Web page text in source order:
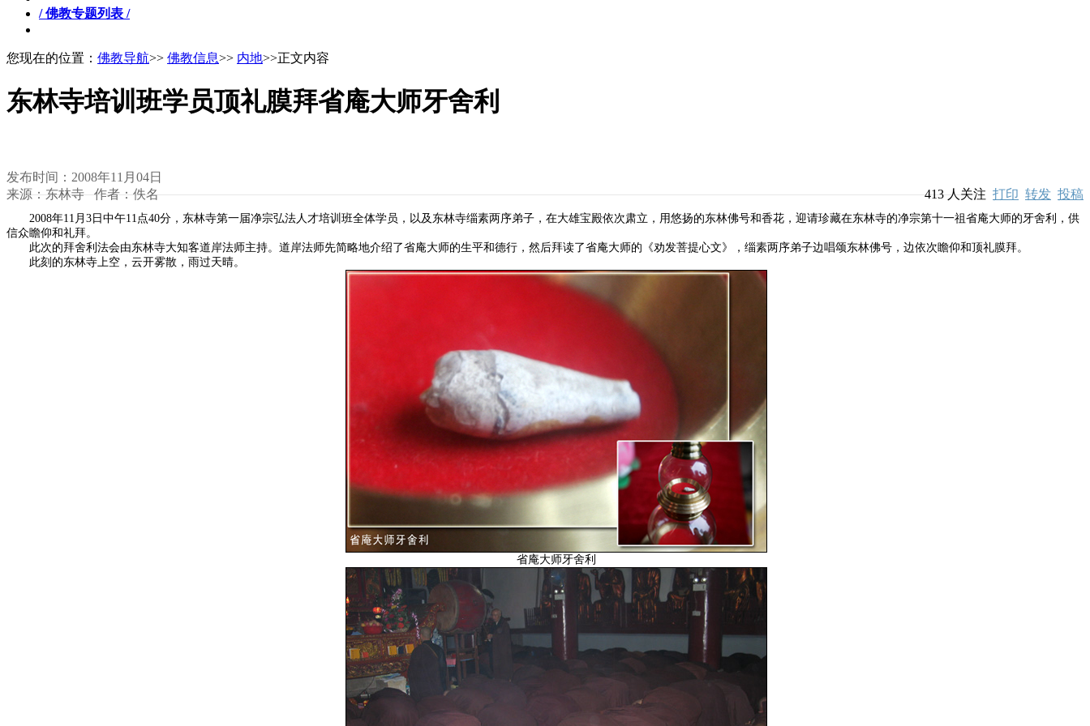
/ 佛教专题列表 /
您现在的位置： 佛教导航>> 佛教信息>> 内地>>正文内容
东林寺培训班学员顶礼膜拜省庵大师牙舍利
发布时间：2008年11月04日
来源：东林寺 作者：佚名
413人关注 打印 转发 投稿
2008年11 月 3日中午11 点40分，东林寺第一届净宗弘法人才培训班全体学员，以及东林寺缁素两序弟子，在大雄宝殿依次肃立，用悠扬的东林佛号和香花，迎请珍藏在东林寺的净宗第十一祖省庵大师的牙舍利，供
信众瞻仰和礼拜。
此次的拜舍利法会由东林寺大知客道岸法师主持。道岸法师先简略地介绍了省庵大师的生平和德行，然后拜读了省庵大师的《劝发菩提心文》，缁素两序弟子边唱颂东林佛号，边依次瞻仰和顶礼膜拜。
此刻的东林寺上空，云开雾散，雨过天晴。
省庵大师牙舍利